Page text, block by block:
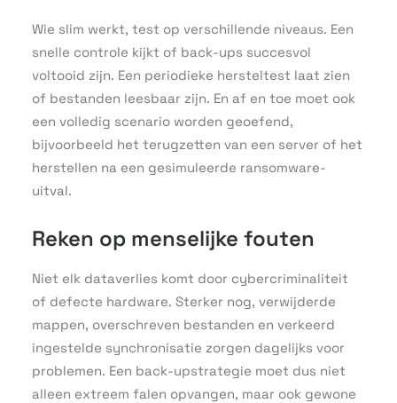
Wie slim werkt, test op verschillende niveaus. Een
snelle controle kijkt of back-ups succesvol
voltooid zijn. Een periodieke hersteltest laat zien
of bestanden leesbaar zijn. En af en toe moet ook
een volledig scenario worden geoefend,
bijvoorbeeld het terugzetten van een server of het
herstellen na een gesimuleerde ransomware-
uitval.
Reken op menselijke fouten
Niet elk dataverlies komt door cybercriminaliteit
of defecte hardware. Sterker nog, verwijderde
mappen, overschreven bestanden en verkeerd
ingestelde synchronisatie zorgen dagelijks voor
problemen. Een back-upstrategie moet dus niet
alleen extreem falen opvangen, maar ook gewone